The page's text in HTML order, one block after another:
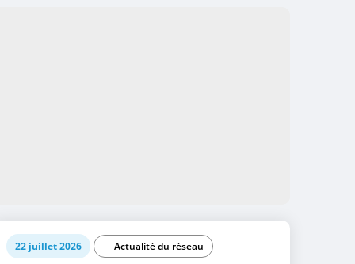
22 juillet 2026
Actualité du réseau